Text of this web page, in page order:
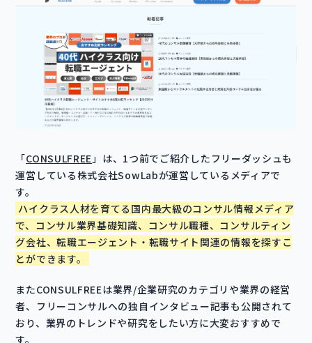
「CONSULFREE 」は、1つ前でご紹介したフリーダッシュも
運営している株式会社SowLabが運営しているメディアで
す。
ハイクラス人材を育てる国内最大級のコンサル情報メディア
で、コンサル業界基礎知識、コンサル職種、コンサルティン
グ会社、転職エージェント・転職サイト関連の情報を探すこ
とができます。
またCONSULFREEは業界/企業研究のカテゴリや業界の経営
者、フリーコンサルへの独自インタビュー記事も公開されて
おり、業界のトレンドや研究をしたい方に大変おすすめで
す。